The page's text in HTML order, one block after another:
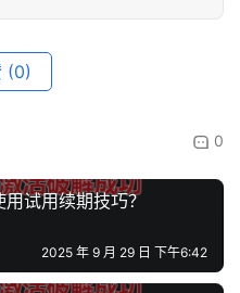
(0)
0
试用续期技巧？
2025 年 9 月 29 日 下午6:42